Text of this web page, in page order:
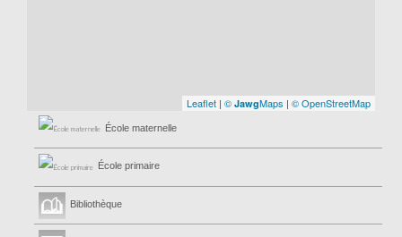
Leaflet | © JawgMaps | © OpenStreetMap
École maternelle
École primaire
Bibliothèque